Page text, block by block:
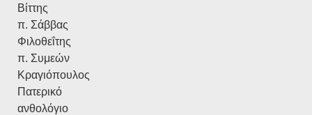
Βίττης
π. Σάββας
Φιλοθεΐτης
π. Συμεών
Κραγιόπουλος
Πατερικό
ανθολόγιο